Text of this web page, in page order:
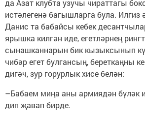
да Азат клубта узучы чираттагы
истәлегенә багышларга була.
Данис та бабайсы кебек
ярышка килгән иде, егетләрнең
сынашканнарын бик кызыксынып
чибәр егет булгансың, береткаңны
дигәч, зур горурлык хисе белән:
–Бабаем миңа аны армиядән бүләк
дип җавап бирде.